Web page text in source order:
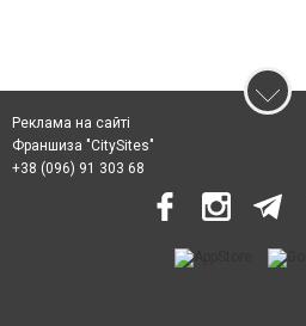
Реклама на сайті
Франшиза "CitySites"
+38 (096) 91 303 68